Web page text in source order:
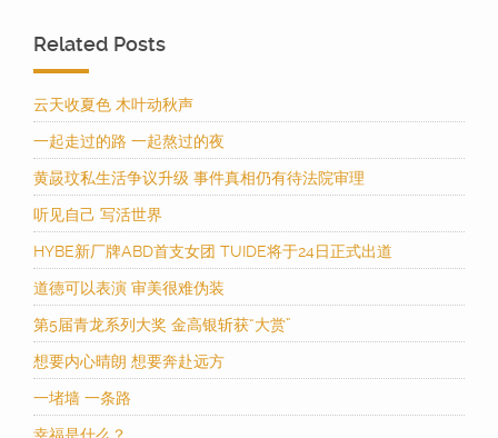
Related Posts
云天收夏色 木叶动秋声
一起走过的路 一起熬过的夜
黄晸玟私生活争议升级 事件真相仍有待法院审理
听见自己 写活世界
HYBE新厂牌ABD首支女团 TUIDE将于24日正式出道
道德可以表演 审美很难伪装
第5届青龙系列大奖 金高银斩获“大赏”
想要内心晴朗 想要奔赴远方
一堵墙 一条路